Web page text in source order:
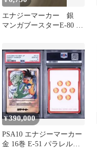
エナジーマーカー 銀
マンガブースターE-80 26
¥390,000
PSA10 エナジーマーカー
金 16巻 E-51 パラレル